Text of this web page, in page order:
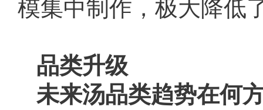
模集中制作，极大降低
品类升级
未来汤品类趋势在何